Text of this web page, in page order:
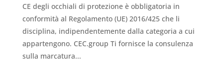
CE degli occhiali di protezione è obbligatoria in
conformità al Regolamento (UE) 2016/425 che li
disciplina, indipendentemente dalla categoria a cui
appartengono. CEC.group Ti fornisce la consulenza
sulla marcatura...